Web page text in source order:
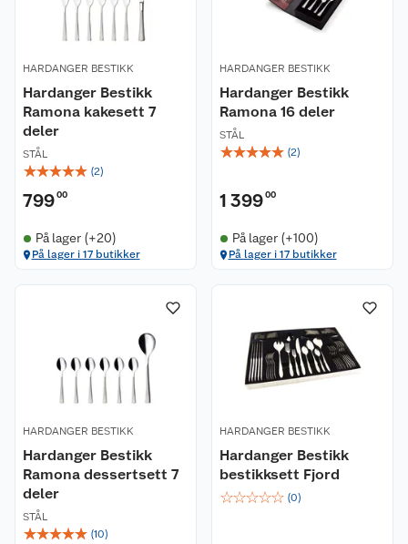
HARDANGER BESTIKK
Hardanger Bestikk
Ramona kakesett 7
deler
STÅL
☆☆☆☆☆ (2)
79900
På lager (+20)
På lager i 17 butikker
HARDANGER BESTIKK
Hardanger Bestikk
Ramona 16 deler
STÅL
☆☆☆☆☆ (2)
1 39900
På lager (+100)
På lager i 17 butikker
HARDANGER BESTIKK
Hardanger Bestikk
Ramona dessertsett 7
deler
STÅL
☆☆☆☆☆ (10)
HARDANGER BESTIKK
Hardanger Bestikk
bestikksett Fjord
☆☆☆☆☆ (0)